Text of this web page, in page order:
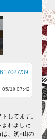
39
05/10 07:42
してます。
れました
は、筑○山の